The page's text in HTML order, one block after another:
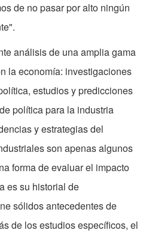
de no pasar por alto ningún
análisis de una amplia gama
la economía: inves­tigaciones
estudios y predicciones
política para la industria
y estrategias del
son apenas algunos
forma de evaluar el impacto
es su historial de
sólidos antecedentes de
de los estudios específicos, el